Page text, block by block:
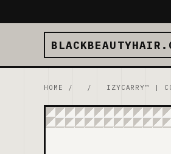
HOME / / IZYCARRY™ |